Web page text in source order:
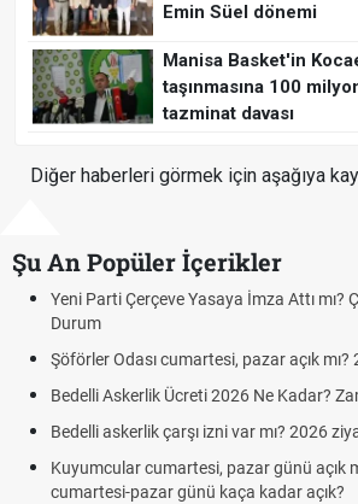
Emin Süel dönemi
Manisa Basket'in
taşınmasına 100
tazminat davası
Diğer haberleri görmek için aşağıya
Şu An Popüler İçerikler
mı? Çerçeve Yasa Son
mı? 2026
Zam mı gelecek?
2026 ziyaret var mı?
açık mı? 2026 | Kuyumcular
açık?
Hafta
Aras